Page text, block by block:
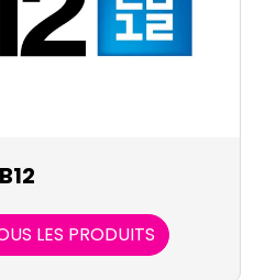
LES PRODUITS